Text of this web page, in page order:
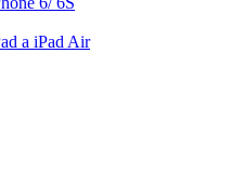
a iPad Air